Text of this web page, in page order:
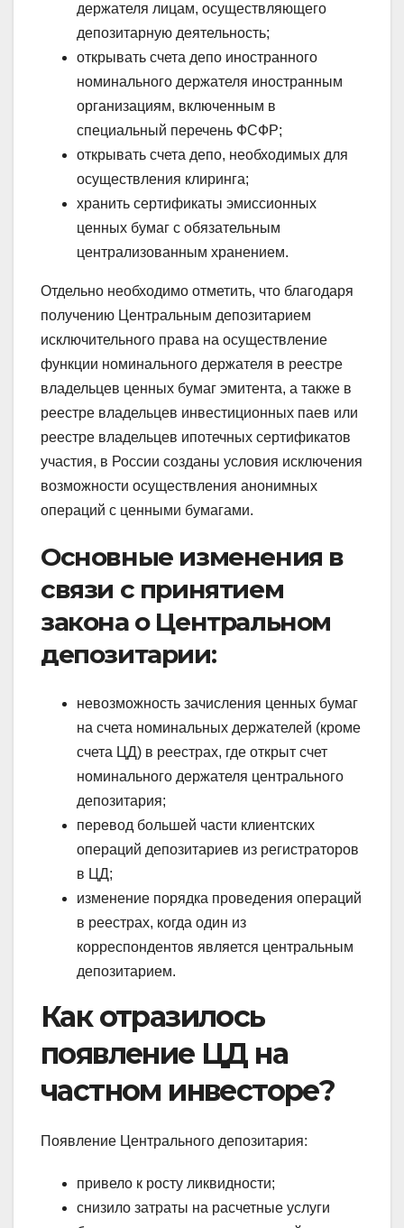
держателя лицам, осуществляющего
депозитарную деятельность;
открывать счета депо иностранного
номинального держателя иностранным
организациям, включенным в
специальный перечень ФСФР;
открывать счета депо, необходимых для
осуществления клиринга;
хранить сертификаты эмиссионных
ценных бумаг с обязательным
централизованным хранением.
Отдельно необходимо отметить, что благодаря
получению Центральным депозитарием
исключительного права на осуществление
функции номинального держателя в реестре
владельцев ценных бумаг эмитента, а также в
реестре владельцев инвестиционных паев или
реестре владельцев ипотечных сертификатов
участия, в России созданы условия исключения
возможности осуществления анонимных
операций с ценными бумагами.
Основные изменения в
связи с принятием
закона о Центральном
депозитарии:
невозможность зачисления ценных бумаг
на счета номинальных держателей (кроме
счета ЦД) в реестрах, где открыт счет
номинального держателя центрального
депозитария;
перевод большей части клиентских
операций депозитариев из регистраторов
в ЦД;
изменение порядка проведения операций
в реестрах, когда один из
корреспондентов является центральным
депозитарием.
Как отразилось
появление ЦД на
частном инвесторе?
Появление Центрального депозитария:
привело к росту ликвидности;
снизило затраты на расчетные услуги